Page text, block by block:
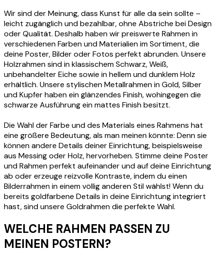
Wir sind der Meinung, dass Kunst für alle da sein sollte –
leicht zugänglich und bezahlbar, ohne Abstriche bei Design
oder Qualität. Deshalb haben wir preiswerte Rahmen in
verschiedenen Farben und Materialien im Sortiment, die
deine Poster, Bilder oder Fotos perfekt abrunden. Unsere
Holzrahmen sind in klassischem Schwarz, Weiß,
unbehandelter Eiche sowie in hellem und dunklem Holz
erhältlich. Unsere stylischen Metallrahmen in Gold, Silber
und Kupfer haben ein glänzendes Finish, wohingegen die
schwarze Ausführung ein mattes Finish besitzt.
Die Wahl der Farbe und des Materials eines Rahmens hat
eine größere Bedeutung, als man meinen könnte: Denn sie
können andere Details deiner Einrichtung, beispielsweise
aus Messing oder Holz, hervorheben. Stimme deine Poster
und Rahmen perfekt aufeinander und auf deine Einrichtung
ab oder erzeuge reizvolle Kontraste, indem du einen
Bilderrahmen in einem völlig anderen Stil wählst! Wenn du
bereits goldfarbene Details in deine Einrichtung integriert
hast, sind unsere Goldrahmen die perfekte Wahl.
WELCHE RAHMEN PASSEN ZU
MEINEN POSTERN?